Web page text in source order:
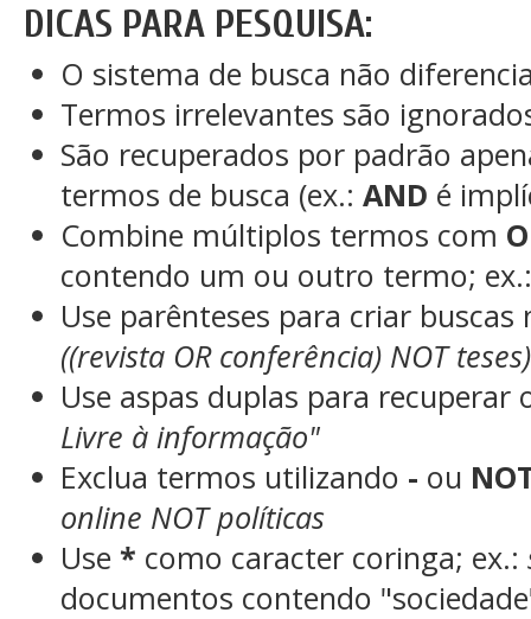
DICAS PARA PESQUISA:
O sistema de busca não
Termos irrelevantes são
São recuperados por padrão
termos de busca (ex.:AND é
Combine múltiplos termos com
contendo um ou outro termo;
Use parênteses para criar
((revista OR conferência) NOT teses)
Use aspas duplas para
Livre à informação"
Exclua termos utilizando - ou
online NOT políticas
Use * como caracter coringa; ex.:
documentos contendo